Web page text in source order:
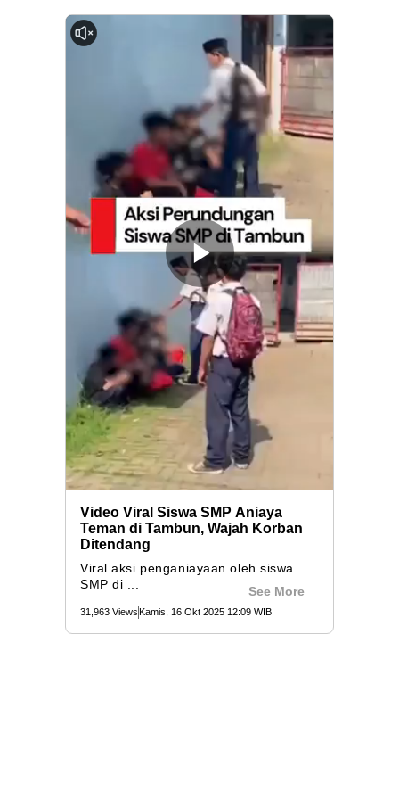
0:00
Memutarkan
Video
Video Viral Siswa SMP Aniaya
Teman di Tambun, Wajah Korban
Ditendang
Viral aksi penganiayaan oleh siswa
SMP di ...
See More
31,963 Views Kamis, 16 Okt 2025 12:09 WIB